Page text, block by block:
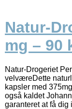
Natur-
mg – 90
Natur-Drogeriet
velværeDette
kapsler med
også kaldet
garanteret at få dig